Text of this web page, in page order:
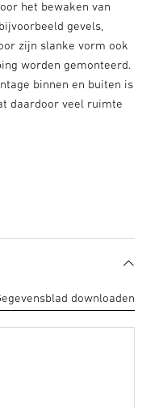
het bewaken van
gevels,
zijn slanke vorm ook
worden gemonteerd.
binnen en buiten is
daardoor veel ruimte
downloaden